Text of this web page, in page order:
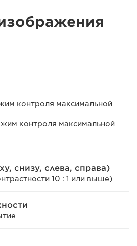
контроля максимальной
контроля максимальной
снизу, слева, справа)
10 : 1 или выше)